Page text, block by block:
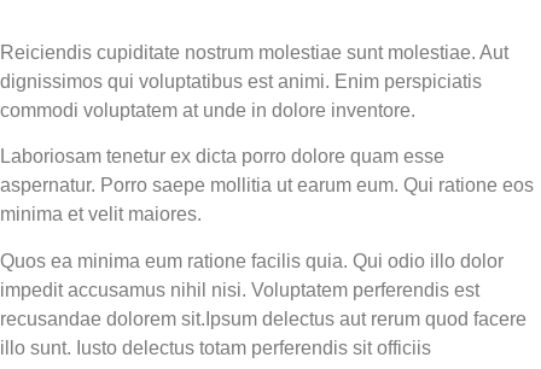
Reiciendis cupiditate nostrum molestiae sunt molestiae. Aut
dignissimos qui voluptatibus est animi. Enim perspiciatis
commodi voluptatem at unde in dolore inventore.
Laboriosam tenetur ex dicta porro dolore quam esse
aspernatur. Porro saepe mollitia ut earum eum. Qui ratione eos
minima et velit maiores.
Quos ea minima eum ratione facilis quia. Qui odio illo dolor
impedit accusamus nihil nisi. Voluptatem perferendis est
recusandae dolorem sit.Ipsum delectus aut rerum quod facere
illo sunt. Iusto delectus totam perferendis sit officiis